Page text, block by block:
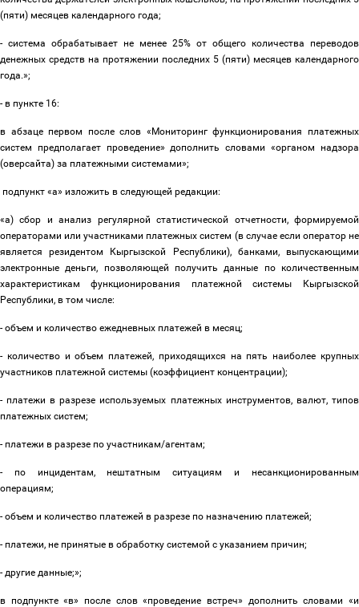
(пяти) месяцев календарного года;
- система обрабатывает не менее 25% от общего количества переводов
денежных средств на протяжении последних 5 (пяти) месяцев календарного
года.»;
- в пункте 16:
в абзаце первом после слов «Мониторинг функционирования платежных
систем предполагает проведение» дополнить словами «органом надзора
(оверсайта) за платежными системами»;
подпункт «а» изложить в следующей редакции:
«а) сбор и анализ регулярной статистической отчетности, формируемой
операторами или участниками платежных систем (в случае если оператор не
является резидентом Кыргызской Республики), банками, выпускающими
электронные деньги, позволяющей получить данные по количественным
характеристикам функционирования платежной системы Кыргызской
Республики, в том числе:
- объем и количество ежедневных платежей в месяц;
- количество и объем платежей, приходящихся на пять наиболее крупных
участников платежной системы (коэффициент концентрации);
- платежи в разрезе используемых платежных инструментов, валют, типов
платежных систем;
- платежи в разрезе по участникам/агентам;
- по инцидентам, нештатным ситуациям и несанкционированным
операциям;
- объем и количество платежей в разрезе по назначению платежей;
- платежи, не принятые в обработку системой с указанием причин;
- другие данные;»;
в подпункте «в» после слов «проведение встреч» дополнить словами «и